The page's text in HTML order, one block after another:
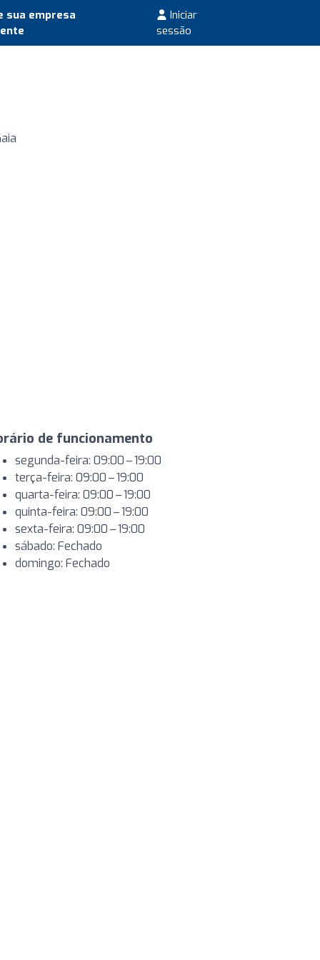
sua empresa
Iniciar
sessão
de funcionamento
segunda-feira: 09:00 – 19:00
terça-feira: 09:00 – 19:00
quarta-feira: 09:00 – 19:00
quinta-feira: 09:00 – 19:00
sexta-feira: 09:00 – 19:00
sábado: Fechado
domingo: Fechado